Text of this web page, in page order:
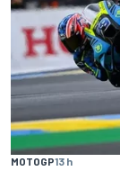
MOTOGP13 h